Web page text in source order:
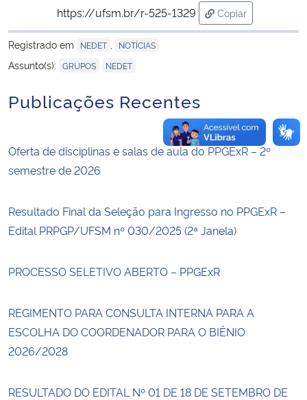
https://ufsm.br/r-525-1329
Copiar
para área de
Registrado em
NEDET NOTÍCIAS
Assunto(s): GRUPOS NEDET
Publicações Recentes
Oferta de disciplinas e salas de aula do PPGExR – 2º
semestre de 2026
Resultado Final da Seleção para Ingresso no PPGExR –
Edital PRPGP/UFSM nº 030/2025 (2ª Janela)
PROCESSO SELETIVO ABERTO – PPGExR
REGIMENTO PARA CONSULTA INTERNA PARA A
ESCOLHA DO COORDENADOR PARA O BIÊNIO
2026/2028
RESULTADO DO EDITAL Nº 01 DE 18 DE SETEMBRO DE